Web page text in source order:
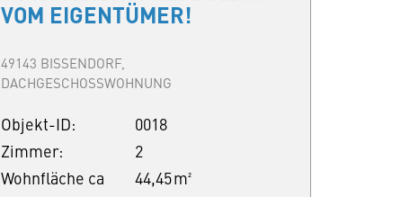
VOM EIGENTÜMER!
49143 BISSENDORF,
DACHGESCHOSSWOHNUNG
Objekt-ID:
0018
Zimmer:
2
Wohnfläche ca
44,45 m²